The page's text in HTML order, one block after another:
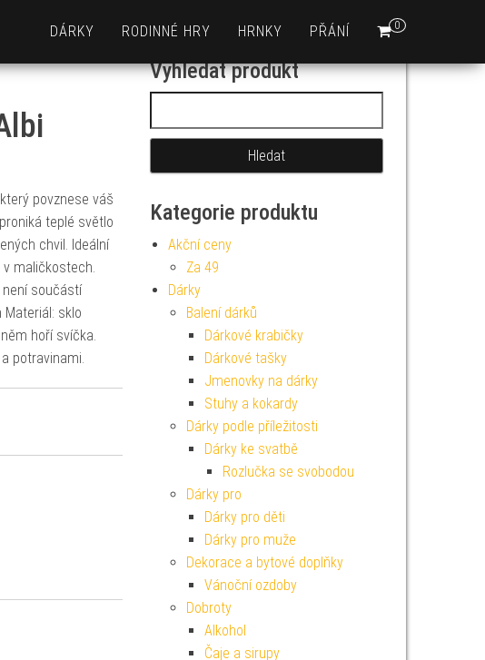
0
DÁRKY RODINNÉ HRY HRNKY PŘÁNÍ
povznese váš
teplé světlo
chvil. Ideální
maličkostech.
není součástí
Materiál: sklo
hoří svíčka.
potravinami.
Vyhledat produkt
Kategorie produktu
Akční ceny
Za 49
Dárky
Balení dárků
Dárkové krabičky
Dárkové tašky
Jmenovky na dárky
Stuhy a kokardy
Dárky podle příležitosti
Dárky ke svatbě
Rozlučka se svobodou
Dárky pro
Dárky pro děti
Dárky pro muže
Dekorace a bytové doplňky
Vánoční ozdoby
Dobroty
Alkohol
Čaje a sirupy